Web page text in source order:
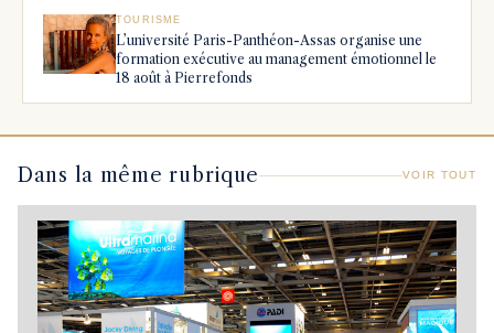
TOURISME
L’université Paris-Panthéon-Assas organise une
formation exécutive au management émotionnel le
18 août à Pierrefonds
Dans la même rubrique VOIR TOUT